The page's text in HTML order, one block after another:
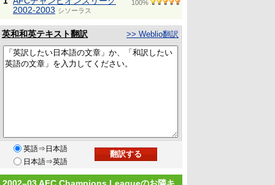
2002-2003 シソーラス
100%
英和和英テキスト翻訳 >> Weblio翻訳
英語⇒日本語
日本語⇒英語